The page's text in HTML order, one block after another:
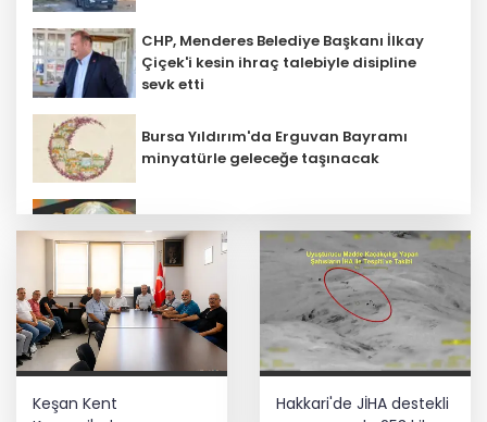
CHP, Menderes Belediye Başkanı İlkay
Çiçek'i kesin ihraç talebiyle disipline
sevk etti
Bursa Yıldırım'da Erguvan Bayramı
minyatürle geleceğe taşınacak
Ödülü... Kamu kategorisinde zirvede
Özel öğrenci yurtlarına ilişkin
yönetmelik değişikliği... Geçiş süresi
uzatıldı
Ankara'da uyuşturucu ve fuhuş 8
Keşan Kent
Hakkari'de JİHA destekli